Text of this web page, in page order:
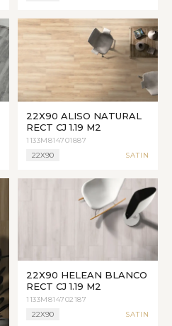
22X90 ALISO NATURAL
RECT CJ 1.19 M2
1133M814701887
22X90
SATIN
22X90 HELEAN BLANCO
RECT CJ 1.19 M2
1133M814702187
22X90
SATIN